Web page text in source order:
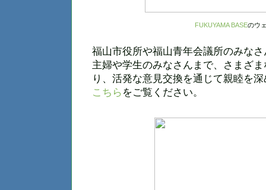
FUKUYAMA BASEのウ
福山市役所や福山青年会議所のみな
主婦や学生のみなさんまで、さまざ
り、活発な意見交換を通じて親睦を
こちら をご覧ください。